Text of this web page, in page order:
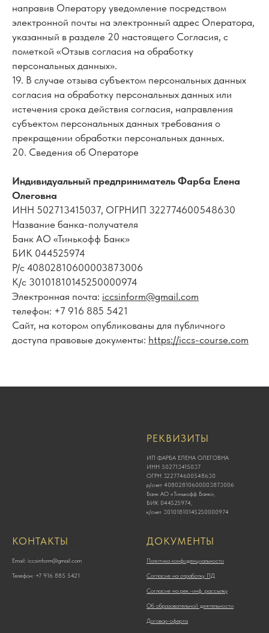
направив Оператору уведомление посредством
электронной почты на электронный адрес Оператора,
указанный в разделе 20 настоящего Согласия, с
пометкой «Отзыв согласия на обработку
персональных данных».
19. В случае отзыва субъектом персональных данных
согласия на обработку персональных данных или
истечения срока действия согласия, направления
субъектом персональных данных требования о
прекращении обработки персональных данных.
20. Сведения об Операторе
Индивидуальный предприниматель Фарба Елена
Олеговна
ИНН 502713415037, ОГРНИП 322774600548630
Название банка-получателя
Банк АО «Тинькофф Банк»
БИК 044525974
Р/с 40802810600003873006
К/c 30101810145250000974
Электронная почта: iccsinform@gmail.com
телефон: +7 916 885 5421
Сайт, на котором опубликованы для публичного
доступа правовые документы: https://iccs-course.com
РЕКВИЗИТЫ
ИП ФАРБА ЕЛЕНА ОЛЕГОВНА
ИНН 502713415037
ОГРН 322774600548630
р/счет 40802810600003873006
Банк АО «Тинькофф Банк»,
БИК 044525974,
к/счет 30101810145250000974
КОНТАКТЫ
Email: iccsinform@gmail.com
Телефон: +7 916 885 5421
ДОКУМЕНТЫ
Политика конфиденциальности
Согласие на отработку ПД
Согласие на рек.-инф. рассылку
Об образовательной деятельности
Договор-оферта